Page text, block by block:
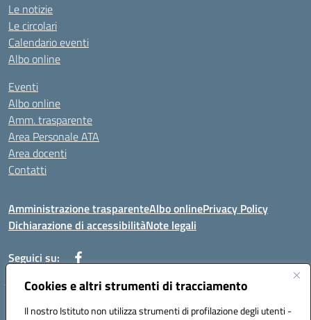
Cookies e altri strumenti di tracciamento
Il nostro Istituto non utilizza strumenti di profilazione degli utenti -
Le notizie
Le circolari
Calendario eventi
Albo online
Eventi
Albo online
Amm. trasparente
Area Personale ATA
Area docenti
Contatti
Amministrazione trasparenteAlbo onlinePrivacy Policy
Dichiarazione di accessibilitàNote legali
Seguici su:
Indirizzo: VIA BRECCIAME, 46 - 81024 MADDALONI (CE)